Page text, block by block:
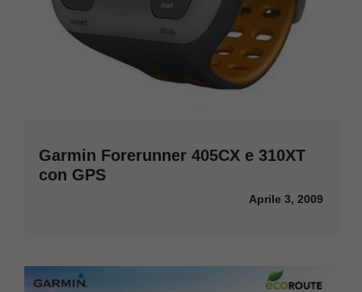
Garmin Forerunner 405CX e 310XT
con GPS
Aprile 3, 2009